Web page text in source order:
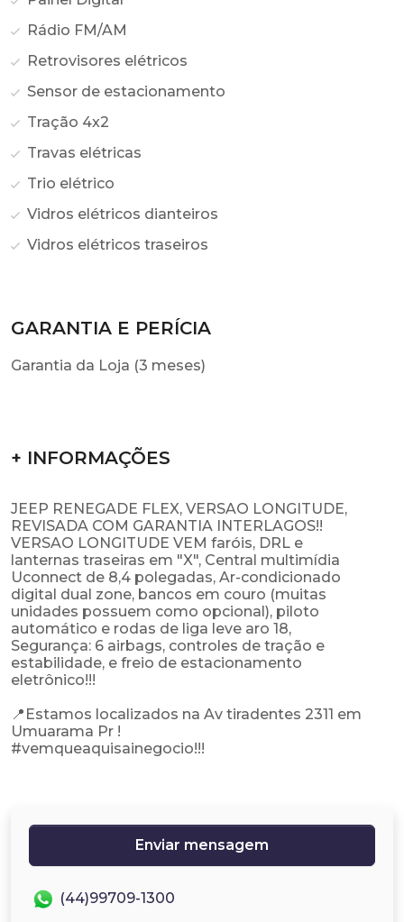
Rádio FM/AM
Retrovisores elétricos
Sensor de estacionamento
Tração 4x2
Travas elétricas
Trio elétrico
Vidros elétricos dianteiros
Vidros elétricos traseiros
GARANTIA E PERÍCIA
Garantia da Loja (3 meses)
+ INFORMAÇÕES
JEEP RENEGADE FLEX, VERSAO LONGITUDE,
REVISADA COM GARANTIA INTERLAGOS!!
VERSAO LONGITUDE VEM faróis, DRL e
lanternas traseiras em "X", Central multimídia
Uconnect de 8,4 polegadas, Ar-condicionado
digital dual zone, bancos em couro (muitas
unidades possuem como opcional), piloto
automático e rodas de liga leve aro 18,
Segurança: 6 airbags, controles de tração e
estabilidade, e freio de estacionamento
eletrônico!!!
📍Estamos localizados na Av tiradentes 2311 em
Umuarama Pr !
#vemqueaquisainegocio!!!
Enviar mensagem
(44)99709-1300